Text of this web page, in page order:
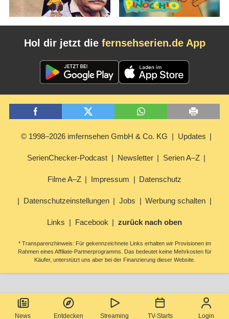
News Entdecken Streaming TV-Starts Login
Hol dir jetzt die fernsehserien.de App
© 1998–2026 imfernsehen GmbH & Co. KG Updates
SerienChecker-Podcast Newsletter Serien A–Z
Filme A–Z Impressum Datenschutz
Datenschutzeinstellungen Jobs Werbung schalten
Links Facebook zurück nach oben
* Transparenzhinweis: Für gekennzeichnete Links erhalten wir Provisionen im
Rahmen eines Affiliate-Partnerprogramms. Das bedeutet keine Mehrkosten für
Käufer, unterstützt uns aber bei der Finanzierung dieser Website.